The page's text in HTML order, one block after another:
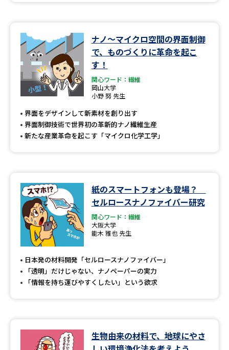
ナノ～マイクロ空間の界面制御
で、ものづくりに革命を起こ
す！
関心ワード：繊維
岡山大学
小野 努 先生
界面をデザインして新素材を創り出す
界面制御技術で世界初の革新的ナノ繊維生産
新たな産業革命を起こす「マイクロ化学工学」
紙のスマートフォンも登場？
セルロースナノファイバー研究
関心ワード：繊維
大阪大学
能木 雅也 先生
日本発の材料開発「セルロースナノファイバー」
「透明」だけじゃない、ナノペーパーの実力
「情報を持ち運びやすくしたい」という欲求
生物由来の材料で、地球にやさ